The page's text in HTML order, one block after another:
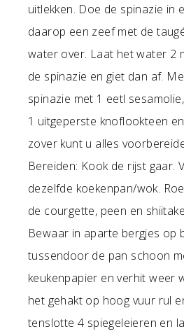
uitlekken. Doe de spinazie in
daarop een zeef met de
water over. Laat het water 2
de spinazie en giet dan af.
spinazie met 1 eetl
1 uitgeperste knoflookteen
zover kunt u alles
Bereiden: Kook de rijst gaar.
dezelfde koekenpan/wok.
de courgette, peen en
Bewaar in aparte bergjes op
tussendoor de pan schoon
keukenpapier en verhit weer
het gehakt op hoog vuur rul
tenslotte 4 spiegeleieren en